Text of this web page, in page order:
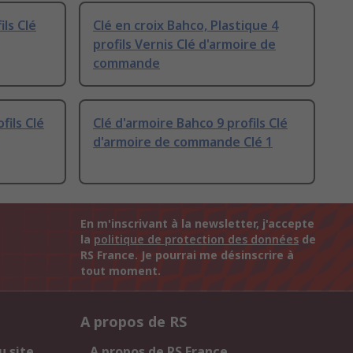
Clé
Clé en croix Bahco, Plastique 4
profils Vernis Clé d'armoire de
commande
Clé
Clé d'armoire Bahco 9 profils Clé
d'armoire de commande Clé 1
En m'inscrivant à la newsletter, j'accepte
la politique de protection des données de
RS France. Je pourrai me désinscrire à
tout moment.
A propos de RS